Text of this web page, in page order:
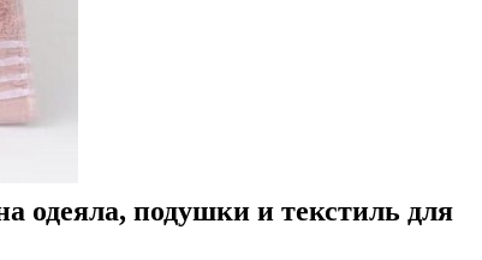
одеяла, подушки и текстиль для